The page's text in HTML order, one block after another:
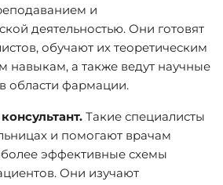
и
деятельностью. Они готовят
обучают их теоретическим
навыкам, а также ведут научные
области фармации.
Такие специалисты
и помогают врачам
эффективные схемы
Они изучают